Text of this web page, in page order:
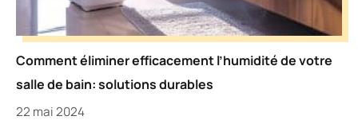
Comment éliminer efficacement l’humidité de votre
salle de bain: solutions durables
22 mai 2024